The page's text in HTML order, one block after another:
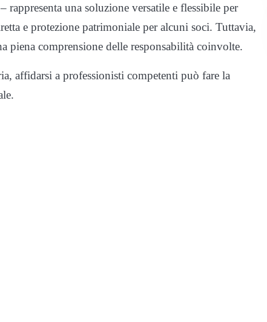
rappresenta una soluzione versatile e flessibile per
e protezione patrimoniale per alcuni soci. Tuttavia,
piena comprensione delle responsabilità coinvolte.
affidarsi a professionisti competenti può fare la